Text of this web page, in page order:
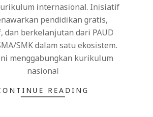
internasional. Inisiatif
pendidikan gratis,
dan berkelanjutan dari PAUD
SMK dalam satu ekosistem.
menggabungkan kurikulum
nasional
READING